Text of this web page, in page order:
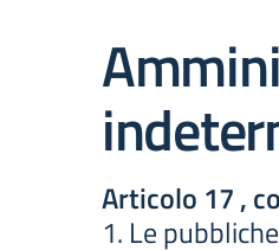
Articolo 17 ,
1. Le